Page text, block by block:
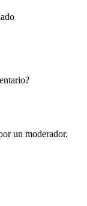
un moderador.